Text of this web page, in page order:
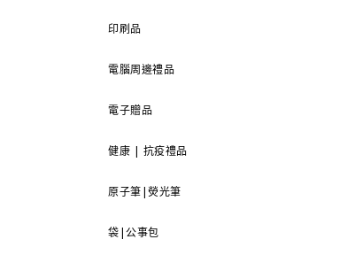
印刷品
電腦周邊禮品
電子贈品
健康 | 抗疫禮品
原子筆|熒光筆
袋|公事包